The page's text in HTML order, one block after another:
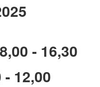
- 16,30
12,00